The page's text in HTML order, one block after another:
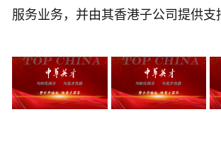
服务业务，并由其香港子公司提供支